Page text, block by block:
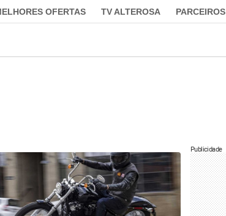
OFERTAS TV ALTEROSA PARCEIROS
Publicidade